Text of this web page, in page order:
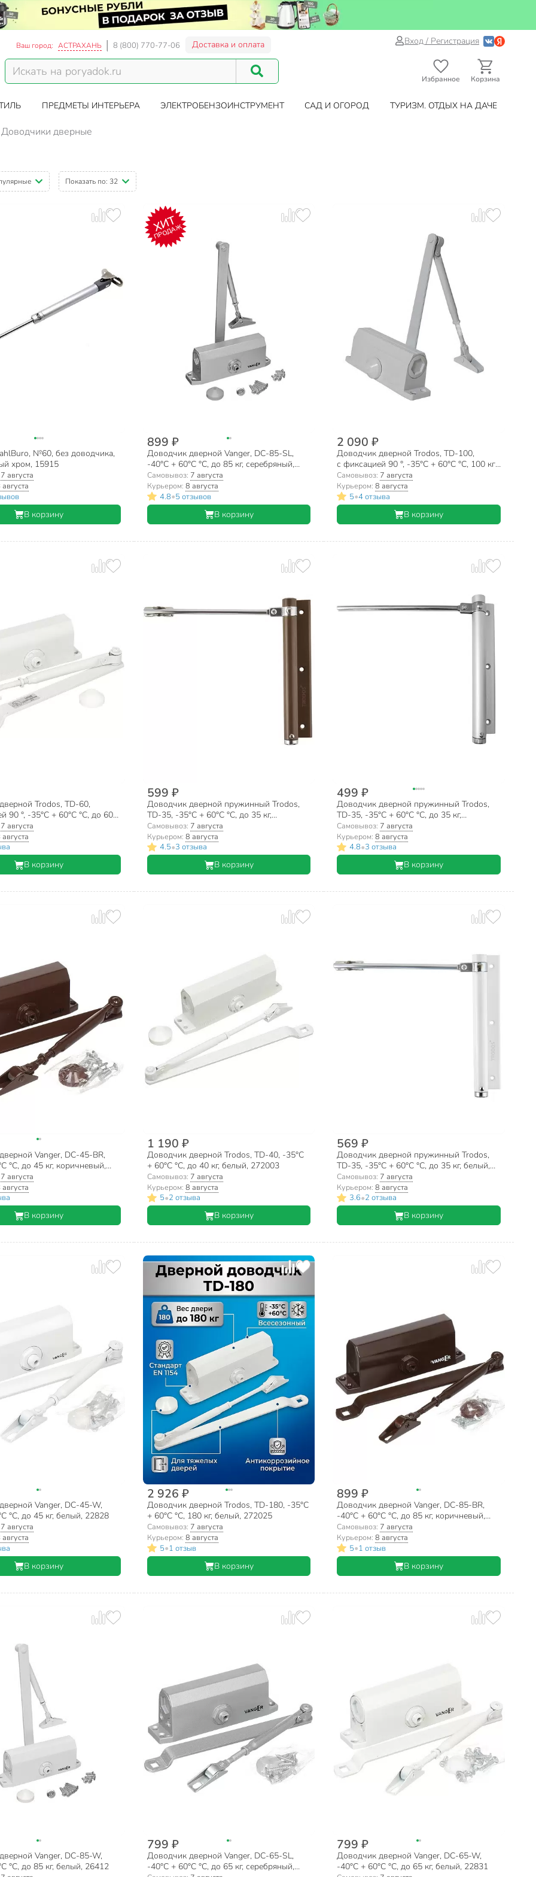
Ваш город: АСТРАХАНЬ 8 (800) 770-77-06 Доставка и оплата Вход / Регистрация
Избранное Корзина
ПРЕДМЕТЫ ИНТЕРЬЕРА ЭЛЕКТРОБЕНЗОИНСТРУМЕНТ САД И ОГОРОД ТУРИЗМ. ОТДЫХ НА ДАЧЕ
Доводчики дверные
Показать по: 32
№60, без доводчика,
хром, 15915
7 августа
В корзину
ХИТ
ПРОДАЖ
899 ₽
Доводчик дверной Vanger, DC-85-SL,
-40°C + 60°C °C, до 85 кг, серебряный,
26411
Самовывоз: 7 августа
Курьером: 8 августа
4.8•5 отзывов
В корзину
2 090 ₽
Доводчик дверной Trodos, TD-100,
с фиксацией 90 °, -35°C + 60°C °C, 100 кг,
белый, 272034
Самовывоз: 7 августа
Курьером:8 августа
5•4 отзыва
В корзину
Trodos, TD-60,
90 °, -35°C + 60°C °C, до 60
7 августа
В корзину
599 ₽
Доводчик дверной пружинный Trodos,
TD-35, -35°C + 60°C °C, до 35 кг,
коричневый хром, 272052
Самовывоз: 7 августа
Курьером: 8 августа
4.5•3 отзыва
В корзину
499 ₽
Доводчик дверной пружинный Trodos,
TD-35, -35°C + 60°C °C, до 35 кг,
серебряный, 272027
Самовывоз: 7 августа
Курьером:8 августа
4.8•3 отзыва
В корзину
Vanger, DC-45-BR,
°C, до 45 кг, коричневый,
7 августа
В корзину
1 190 ₽
Доводчик дверной Trodos, TD-40, -35°C
+ 60°C °C, до 40 кг, белый, 272003
Самовывоз: 7 августа
Курьером: 8 августа
5•2 отзыва
В корзину
569 ₽
Доводчик дверной пружинный Trodos,
TD-35, -35°C + 60°C °C, до 35 кг, белый,
272051
Самовывоз: 7 августа
Курьером:8 августа
3.6•2 отзыва
В корзину
Vanger, DC-45-W,
°C, до 45 кг, белый, 22828
7 августа
В корзину
2 926 ₽
Доводчик дверной Trodos, TD-180, -35°C
+ 60°C °C, 180 кг, белый, 272025
Самовывоз: 7 августа
Курьером: 8 августа
5•1 отзыв
В корзину
899 ₽
Доводчик дверной Vanger, DC-85-BR,
-40°C + 60°C °C, до 85 кг, коричневый,
26410
Самовывоз: 7 августа
Курьером:8 августа
5•1 отзыв
В корзину
Vanger, DC-85-W,
°C, до 85 кг, белый, 26412
799 ₽
Доводчик дверной Vanger, DC-65-SL,
-40°C + 60°C °C, до 65 кг, серебряный,
799 ₽
Доводчик дверной Vanger, DC-65-W,
-40°C + 60°C °C, до 65 кг, белый, 22831